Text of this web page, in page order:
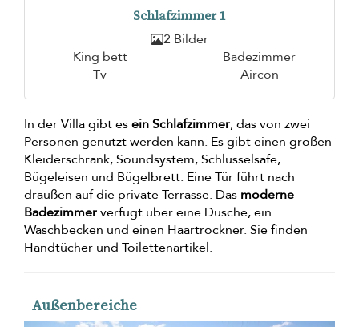
Schlafzimmer 1
2 Bilder
King bett
Badezimmer
Tv
Aircon
In der Villa gibt esein Schlafzimmer, das von zwei
Personen genutzt werden kann. Es gibt einen großen
Kleiderschrank, Soundsystem, Schlüsselsafe,
Bügeleisen und Bügelbrett. Eine Tür führt nach
draußen auf die private Terrasse. Das moderne
Badezimmerverfügt über eine Dusche, ein
Waschbecken und einen Haartrockner. Sie finden
Handtücher und Toilettenartikel.
Außenbereiche